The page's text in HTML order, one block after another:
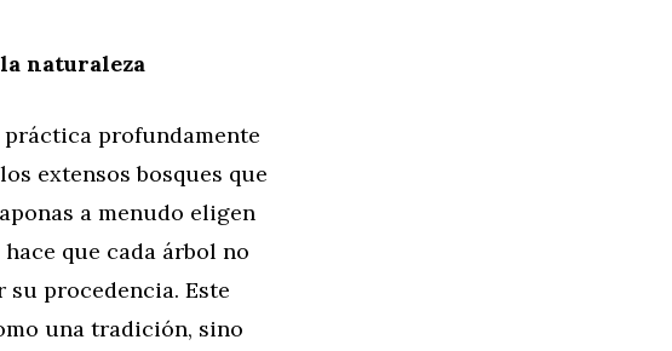
naturaleza
práctica profundamente
extensos bosques que
a menudo eligen
que cada árbol no
procedencia. Este
una tradición, sino